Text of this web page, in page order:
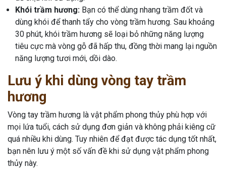
Khói trầm hương: Bạn có thể dùng nhang trầm đốt và
dùng khói để thanh tẩy cho vòng trầm hương. Sau khoảng
30 phút, khói trầm hương sẽ loại bỏ những năng lượng
tiêu cực mà vòng gỗ đã hấp thu, đồng thời mang lại nguồn
năng lượng tươi mới, dồi dào.
Lưu ý khi dùng vòng tay trầm
hương
Vòng tay trầm hương là vật phẩm phong thủy phù hợp với
mọi lứa tuổi, cách sử dụng đơn giản và không phải kiêng cữ
quá nhiều khi dùng. Tuy nhiên để đạt được tác dụng tốt nhất,
bạn nên lưu ý một số vấn đề khi sử dụng vật phẩm phong
thủy này.